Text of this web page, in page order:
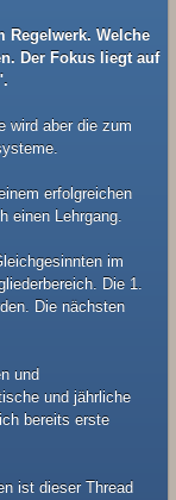
Regelwerk. Welche
Der Fokus liegt auf
wird aber die zum
erfolgreichen
einen Lehrgang.
im
Die 1.
Die nächsten
und
und jährliche
bereits erste
ist dieser Thread